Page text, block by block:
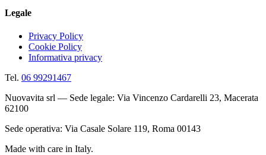
Legale
Privacy Policy
Cookie Policy
Informativa privacy
Tel. 06 99291467
Nuovavita srl — Sede legale: Via Vincenzo Cardarelli 23, Macerata
62100
Sede operativa: Via Casale Solare 119, Roma 00143
Made with care in Italy.